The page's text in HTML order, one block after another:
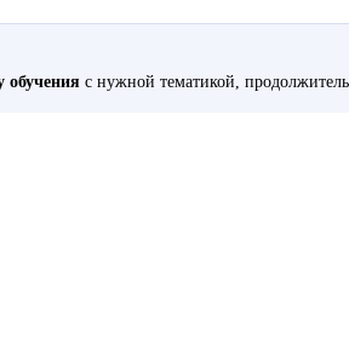
обучения с нужной тематикой,